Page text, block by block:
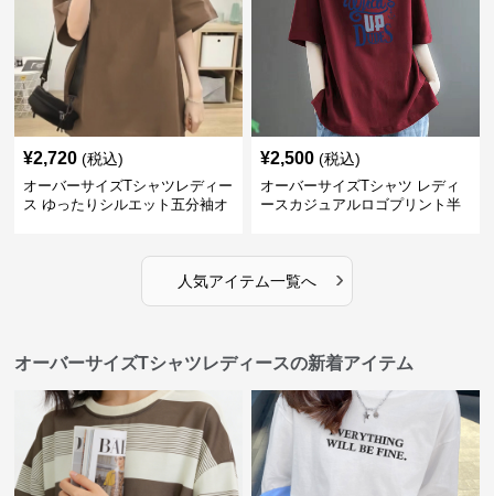
¥2,720 (税込)
オーバーサイズTシャツレディー
ス ゆったりシルエット五分袖オ
¥2,500 (税込)
オーバーサイズTシャツ レディ
ースカジュアルロゴプリント半
人気アイテム一覧へ ›
オーバーサイズTシャツレディースの新着アイテム